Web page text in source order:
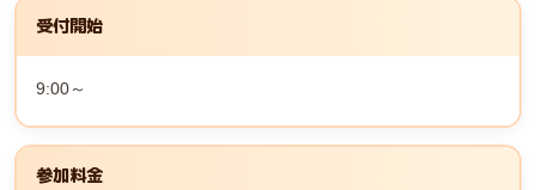
受付開始
9:00～
参加料金